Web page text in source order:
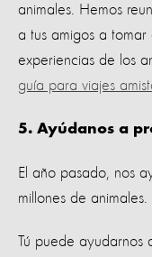
animales. Hemos
a tus amigos a tomar
experiencias de los
guía para viajes
5. Ayúdanos a
El año pasado, nos
millones de animales.
Tú puede ayudarnos